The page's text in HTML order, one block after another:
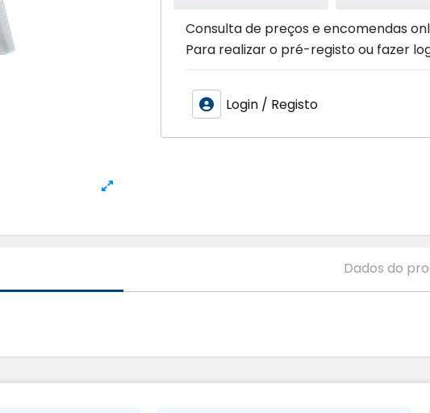
Consulta de preços e encomendas
Para realizar o pré-registo ou fazer
Login / Registo
Dados do